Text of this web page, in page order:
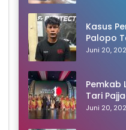
Kasus
Palopo
Juni 20,
Pemkab
Tari
Toraya
Juni 20,